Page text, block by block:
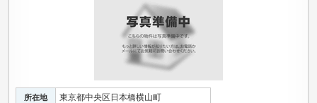
所在地 東京都中央区日本橋横山町